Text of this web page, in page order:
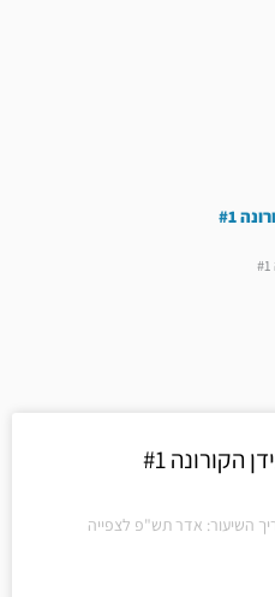
#1
#1
השיעור: אדר תש"פ לצפייה